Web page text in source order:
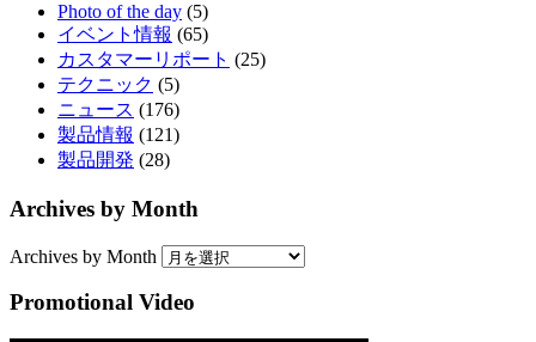
Photo of the day (5)
イベント情報 (65)
カスタマーリポート (25)
テクニック (5)
ニュース (176)
製品情報 (121)
製品開発 (28)
Archives by Month
Archives by Month
Promotional Video